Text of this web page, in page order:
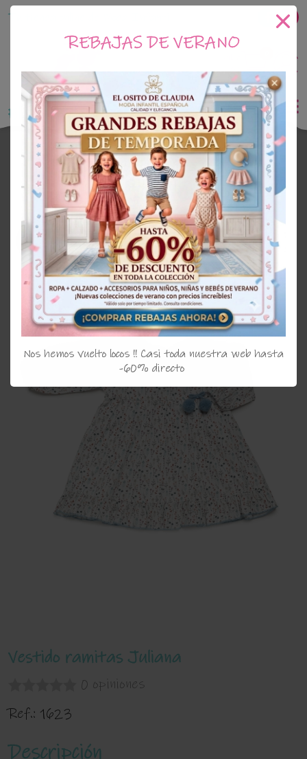
El Osito de Claudia
Tu tienda online de Moda Infantil
0€
Outlet Niña
OUTLET
60%
Vestido ramitas Juliana
0 opiniones
Ref.: 1623
Descripción
REBAJAS DE VERANO
Nos hemos vuelto locos !! Casi toda nuestra web hasta
-60% directo